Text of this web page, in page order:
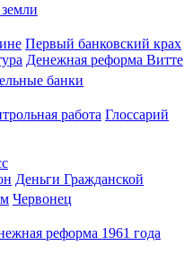
Первый банковский крах
Денежная реформа Витте
банки
работа Глоссарий
Деньги Гражданской
Червонец
реформа 1961 года